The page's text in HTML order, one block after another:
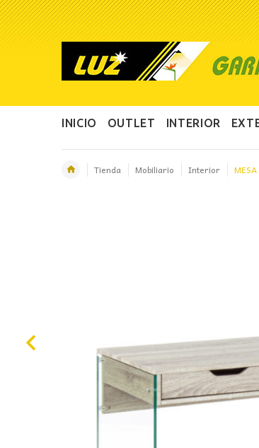
INICIO OUTLET INTERIOR
Tienda Mobiliario Interior